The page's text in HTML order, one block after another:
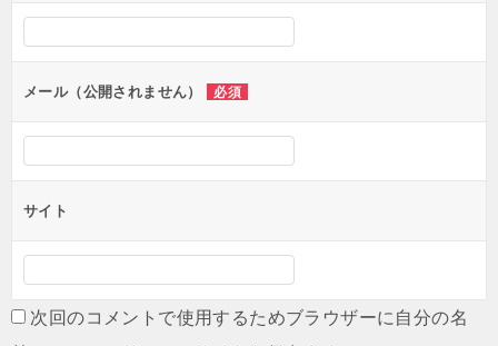
メール（公開されません） 必須
サイト
次回のコメントで使用するためブラウザーに自分の名